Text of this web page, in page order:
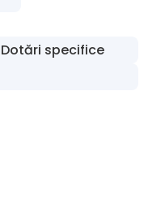
Dotări specifice